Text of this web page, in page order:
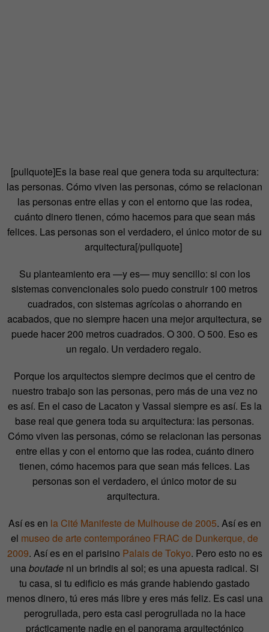
[pullquote]Es la base real que genera toda su arquitectura:
las personas. Cómo viven las personas, cómo se relacionan
las personas entre ellas y con el entorno que las rodea,
cuánto dinero tienen, cómo hacemos para que sean más
felices. Las personas son el verdadero, el único motor de su
arquitectura[/pullquote]
Su planteamiento era —y es— muy sencillo: si con los
sistemas convencionales solo puedo construir 100 metros
cuadrados, con sistemas agrícolas o ahorrando en
acabados, que no siempre hacen una mejor arquitectura, se
puede hacer 200 metros cuadrados. O 300. O 500. Eso es
un regalo. Un verdadero regalo.
Porque los arquitectos siempre decimos que el centro de
nuestro trabajo son las personas, pero más de una vez no
es así. En el caso de Lacaton y Vassal siempre es así. Es la
base real que genera toda su arquitectura: las personas.
Cómo viven las personas, cómo se relacionan las personas
entre ellas y con el entorno que las rodea, cuánto dinero
tienen, cómo hacemos para que sean más felices. Las
personas son el verdadero, el único motor de su
arquitectura.
Así es en la Cité Manifeste de Mulhouse de 2005. Así es en
el museo de arte contemporáneo FRAC de Dunkerque, de
2009. Así es en el parisino Palais de Tokyo. Pero esto no es
unaboutade ni un brindis al sol; es una apuesta radical. Si
tu casa, si tu edificio es más grande habiendo gastado
menos dinero, tú eres más libre y eres más feliz. Es casi una
perogrullada, pero esta casi perogrullada no la hace
prácticamente nadie en el panorama arquitectónico